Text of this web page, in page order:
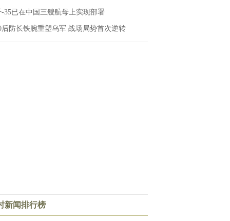
-35已在中国三艘航母上实现部署
后防长铁腕重塑乌军 战场局势首次逆转
新闻排行榜